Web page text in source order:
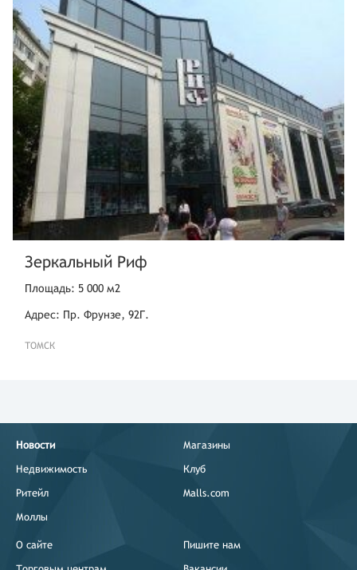
Зеркальный Риф
Площадь: 5 000 м2
Адрес: Пр. Фрунзе, 92Г.
ТОМСК
Новости
Недвижимость
Ритейл
Моллы
Магазины
Клуб
Malls.com
О сайте
Пишите нам